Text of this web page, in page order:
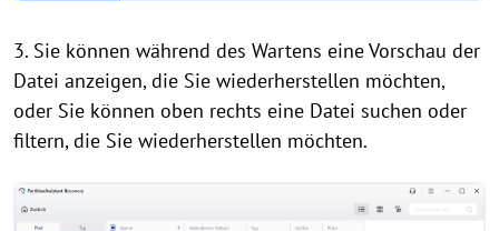
3. Sie können während des Wartens eine Vorschau der
Datei anzeigen, die Sie wiederherstellen möchten,
oder Sie können oben rechts eine Datei suchen oder
filtern, die Sie wiederherstellen möchten.